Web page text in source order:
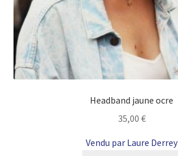
Headband jaune ocre
35,00 €
Vendu par Laure Derrey